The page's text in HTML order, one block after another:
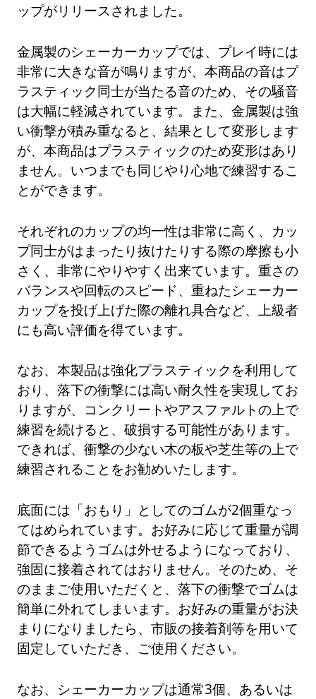
ップがリリースされました。
金属製のシェーカーカップでは、プレイ時には
非常に大きな音が鳴りますが、本商品の音はプ
ラスティック同士が当たる音のため、その騒音
は大幅に軽減されています。また、金属製は強
い衝撃が積み重なると、結果として変形します
が、本商品はプラスティックのため変形はあり
ません。いつまでも同じやり心地で練習するこ
とができます。
それぞれのカップの均一性は非常に高く、カッ
プ同士がはまったり抜けたりする際の摩擦も小
さく、非常にやりやすく出来ています。重さの
バランスや回転のスピード、重ねたシェーカー
カップを投げ上げた際の離れ具合など、上級者
にも高い評価を得ています。
なお、本製品は強化プラスティックを利用して
おり、落下の衝撃には高い耐久性を実現してお
りますが、コンクリートやアスファルトの上で
練習を続けると、破損する可能性があります。
できれば、衝撃の少ない木の板や芝生等の上で
練習されることをお勧めいたします。
底面には「おもり」としてのゴムが2個重なっ
てはめられています。お好みに応じて重量が調
節できるようゴムは外せるようになっており、
強固に接着されてはおりません。そのため、そ
のままご使用いただくと、落下の衝撃でゴムは
簡単に外れてしまいます。お好みの重量がお決
まりになりましたら、市販の接着剤等を用いて
固定していただき、ご使用ください。
なお、シェーカーカップは通常3個、あるいは